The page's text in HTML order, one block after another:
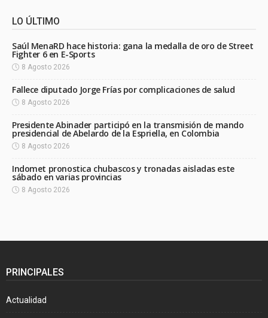
LO ÚLTIMO
Saúl MenaRD hace historia: gana la medalla de oro de Street
Fighter 6 en E-Sports
8 Agosto 2026
Fallece diputado Jorge Frías por complicaciones de salud
8 Agosto 2026
Presidente Abinader participó en la transmisión de mando
presidencial de Abelardo de la Espriella, en Colombia
8 Agosto 2026
Indomet pronostica chubascos y tronadas aisladas este
sábado en varias provincias
8 Agosto 2026
PRINCIPALES
Actualidad